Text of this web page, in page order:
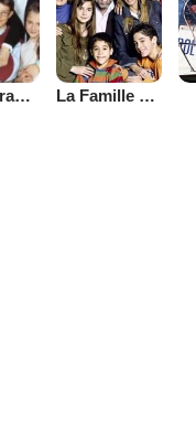
Mes adorables voisins La Famille Serrano